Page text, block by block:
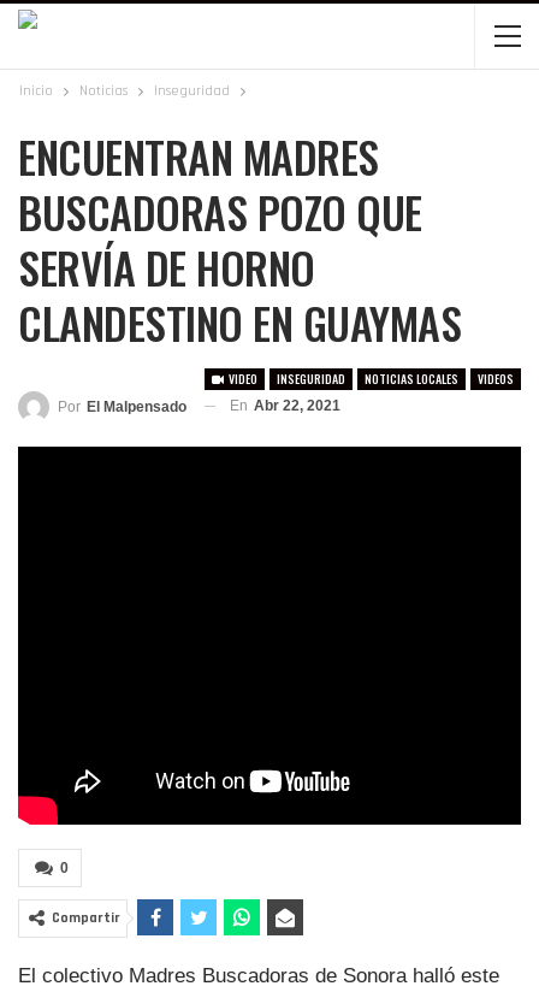
Inicio Noticias Inseguridad
ENCUENTRAN MADRES
BUSCADORAS POZO QUE
SERVÍA DE HORNO
CLANDESTINO EN GUAYMAS
VIDEO INSEGURIDAD NOTICIAS LOCALES VIDEOS
Por El Malpensado En Abr 22, 2021
0
Compartir
El colectivo Madres Buscadoras de Sonora halló este